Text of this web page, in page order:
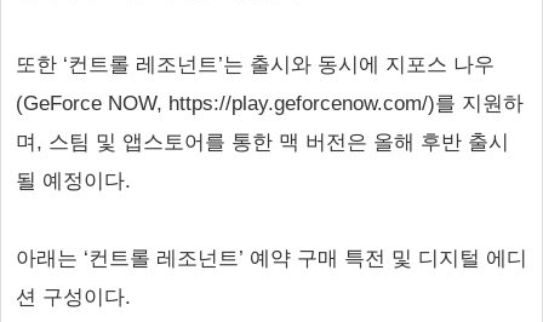
또한 ‘컨트롤 레조넌트’는 출시와 동시에 지포스 나우
(GeForce NOW, https://play.geforcenow.com/)를 지원하
며, 스팀 및 앱스토어를 통한 맥 버전은 올해 후반 출시
될 예정이다.
아래는 ‘컨트롤 레조넌트’ 예약 구매 특전 및 디지털 에디
션 구성이다.